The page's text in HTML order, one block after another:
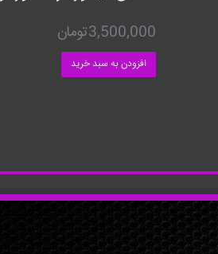
3,500,000تومان
افزودن به سبد خرید